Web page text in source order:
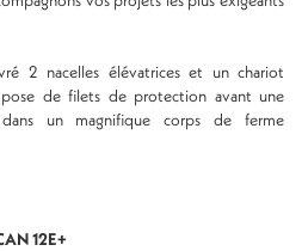
2 nacelles élévatrices et un chariot
de filets de protection avant une
un magnifique corps de ferme
12E+